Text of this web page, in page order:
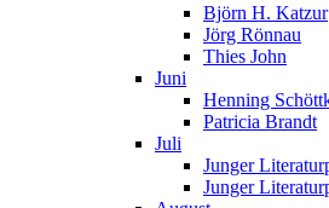
Björn H. Katzur
Jörg Rönnau
Thies John
Juni
Henning
Patricia Brandt
Juli
Junger
Junger